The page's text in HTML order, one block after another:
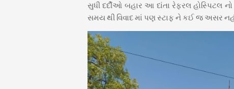
સુધી દર્દીઓ બહાર આ દાંતા રેફરલ હોસ્પિટલ
સમય થી વિવાદ માં પણ સ્ટાફ ને કઈ જ અસર